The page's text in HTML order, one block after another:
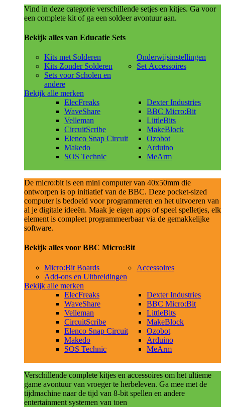
Vind in deze categorie verschillende setjes en kitjes. Ga voor
een complete kit of ga een soldeer avontuur aan.
Bekijk alles van Educatie Sets
Kits met Solderen
Kits Zonder Solderen
Sets voor Scholen en
andere
Onderwijsinstellingen
Set Accessoires
Bekijk alle merken
ElecFreaks
WaveShare
Velleman
CircuitScribe
Elenco Snap Circuit
Makedo
SOS Technic
Dexter Industries
BBC Micro:Bit
LittleBits
MakeBlock
Ozobot
Arduino
MeArm
De micro:bit is een mini computer van 40x50mm die
ontworpen is op initiatief van de BBC. Deze pocket-sized
computer is bedoeld voor programmeren en het uitvoeren van
al je digitale ideeën. Maak je eigen apps of speel spelletjes, elk
element is compleet programmeerbaar via de gemakkelijke
software.
Bekijk alles voor BBC Micro:Bit
Micro:Bit Boards
Add-ons en Uitbreidingen
Accessoires
Bekijk alle merken
ElecFreaks
WaveShare
Velleman
CircuitScribe
Elenco Snap Circuit
Makedo
SOS Technic
Dexter Industries
BBC Micro:Bit
LittleBits
MakeBlock
Ozobot
Arduino
MeArm
Verschillende complete kitjes en accessoires om het ultieme
game avontuur van vroeger te herbeleven. Ga mee met de
tijdmachine naar de tijd van 8-bit spellen en andere
entertainment systemen van toen